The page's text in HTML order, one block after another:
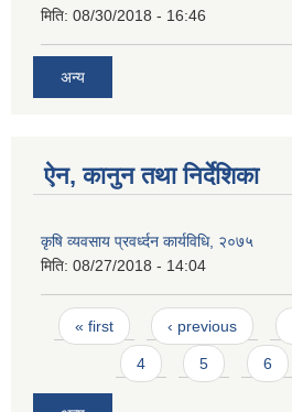
मिति: 08/30/2018 - 16:46
अन्य
ऐन, कानुन तथा निर्देशिका
कृषि व्यवसाय प्रवर्ध्दन कार्यविधि, २०७५
मिति: 08/27/2018 - 14:04
Pages
« first ‹ previous
4 5 6